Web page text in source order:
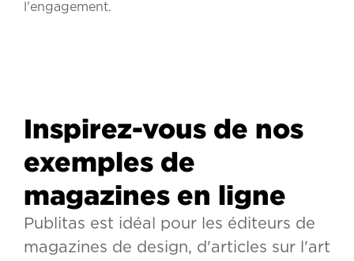
l'engagement.
Inspirez-vous de nos
exemples de
magazines en ligne
Publitas est idéal pour les éditeurs de
magazines de design, d'articles sur l'art